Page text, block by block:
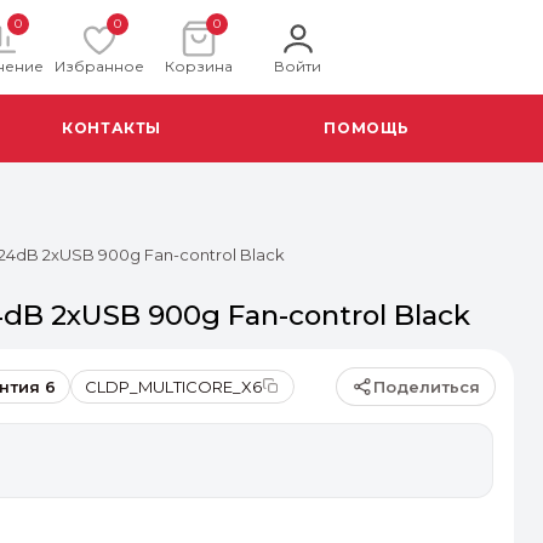
0 0
Избранное
0
Корзина Войти
КОНТАКТЫ ПОМОЩЬ
2xUSB 900g Fan-control Black
2xUSB 900g Fan-control Black
Поделиться
6 CLDP_MULTICORE_X6